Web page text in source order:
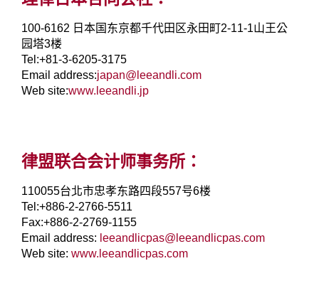
100-6162 日本国东京都千代田区永田町2-11-1山王公
园塔3楼
Tel:+81-3-6205-3175
Email address:japan@leeandli.com
Web site:www.leeandli.jp
律盟联合会计师事务所：
110055台北市忠孝东路四段557号6楼
Tel:+886-2-2766-5511
Fax:+886-2-2769-1155
Email address: leeandlicpas@leeandlicpas.com
Web site: www.leeandlicpas.com